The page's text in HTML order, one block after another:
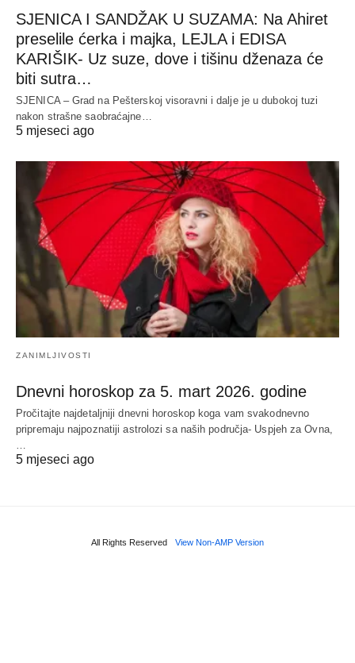
SJENICA I SANDŽAK U SUZAMA: Na Ahiret
preselile ćerka i majka, LEJLA i EDISA
KARIŠIK- Uz suze, dove i tišinu dženaza će
biti sutra…
SJENICA – Grad na Pešterskoj visoravni i dalje je u dubokoj tuzi
nakon strašne saobraćajne…
5 mjeseci ago
ZANIMLJIVOSTI
Dnevni horoskop za 5. mart 2026. godine
Pročitajte najdetaljniji dnevni horoskop koga vam svakodnevno
pripremaju najpoznatiji astrolozi sa naših područja- Uspjeh za Ovna,
5 mjeseci ago
All Rights Reserved View Non-AMP Version